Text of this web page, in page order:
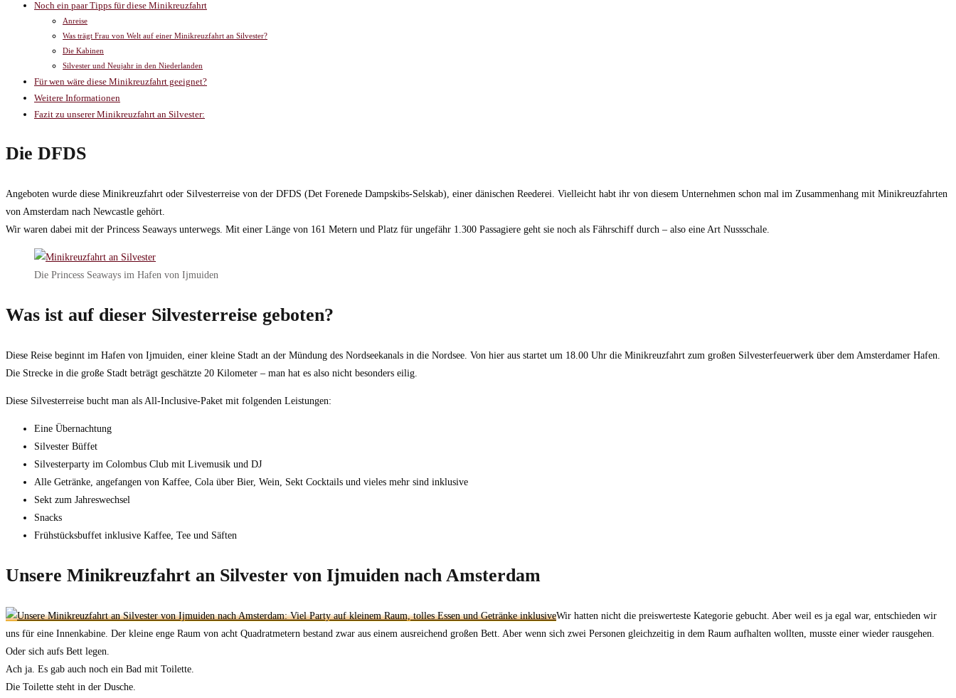
Noch ein paar Tipps für diese Minikreuzfahrt
Anreise
Was trägt Frau von Welt auf einer Minikreuzfahrt an Silvester?
Die Kabinen
Silvester und Neujahr in den Niederlanden
Für wen wäre diese Minikreuzfahrt geeignet?
Weitere Informationen
Fazit zu unserer Minikreuzfahrt an Silvester:
Die DFDS
Angeboten wurde diese Minikreuzfahrt oder Silvesterreise von der DFDS (Det Forenede Dampskibs-Selskab), einer dänischen Reederei. Vielleicht habt ihr von diesem Unternehmen schon mal im Zusammenhang mit Minikreuzfahrten
von Amsterdam nach Newcastle gehört.
Wir waren dabei mit der Princess Seaways unterwegs. Mit einer Länge von 161 Metern und Platz für ungefähr 1.300 Passagiere geht sie noch als Fährschiff durch – also eine Art Nussschale.
Die Princess Seaways im Hafen von Ijmuiden
Was ist auf dieser Silvesterreise geboten?
Diese Reise beginnt im Hafen von Ijmuiden, einer kleine Stadt an der Mündung des Nordseekanals in die Nordsee. Von hier aus startet um 18.00 Uhr die Minikreuzfahrt zum großen Silvesterfeuerwerk über dem Amsterdamer Hafen.
Die Strecke in die große Stadt beträgt geschätzte 20 Kilometer – man hat es also nicht besonders eilig.
Diese Silvesterreise bucht man als All-Inclusive-Paket mit folgenden Leistungen:
Eine Übernachtung
Silvester Büffet
Silvesterparty im Colombus Club mit Livemusik und DJ
Alle Getränke, angefangen von Kaffee, Cola über Bier, Wein, Sekt Cocktails und vieles mehr sind inklusive
Sekt zum Jahreswechsel
Snacks
Frühstücksbuffet inklusive Kaffee, Tee und Säften
Unsere Minikreuzfahrt an Silvester von Ijmuiden nach Amsterdam
Wir hatten nicht die preiswerteste Kategorie gebucht. Aber weil es ja egal war, entschieden wir
uns für eine Innenkabine. Der kleine enge Raum von acht Quadratmetern bestand zwar aus einem ausreichend großen Bett. Aber wenn sich zwei Personen gleichzeitig in dem Raum aufhalten wollten, musste einer wieder rausgehen.
Oder sich aufs Bett legen.
Ach ja. Es gab auch noch ein Bad mit Toilette.
Die Toilette steht in der Dusche.